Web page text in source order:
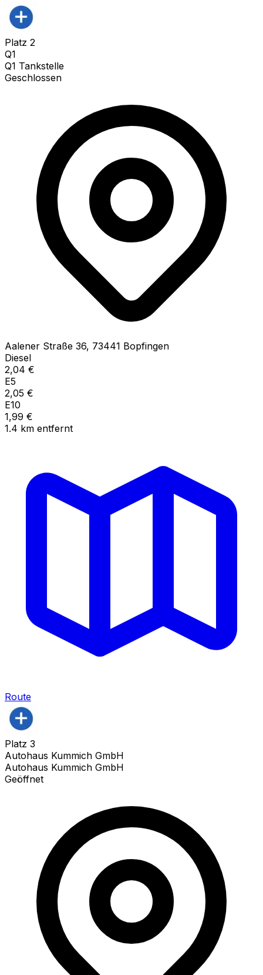
Platz 2
Q1
Q1 Tankstelle
Geschlossen
Aalener Straße 36, 73441 Bopfingen
Diesel
2,04 €
E5
2,05 €
E10
1,99 €
1.4 km entfernt
Route
Platz 3
Autohaus Kummich GmbH
Autohaus Kummich GmbH
Geöffnet